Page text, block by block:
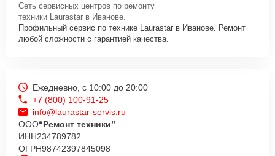
Сеть сервисных центров по ремонту
техники Laurastar в Иванове.
Профильный сервис по технике Laurastar в Иванове. Ремонт
любой сложности с гарантией качества.
Ежедневно, с 10:00 до 20:00
+7 (800) 100-91-25
info@laurastar-servis.ru
ООО“Ремонт техники”
ИНН234789782
ОГРН98742397845098